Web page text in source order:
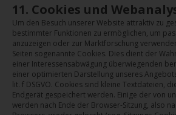
11. Cookies und
Um den Besuch unserer Website attraktiv zu
bestimmter Funktionen zu ermöglichen, um
anzuzeigen oder zur Marktforschung
Seiten sogenannte Cookies. Dies dient der
einer Interessensabwägung überwiegenden
einer optimierten Darstellung unseres
lit. f DSGVO. Cookies sind kleine Textdateien,
Endgerät gespeichert werden. Einige der von
werden nach Ende der Browser-Sitzung, also